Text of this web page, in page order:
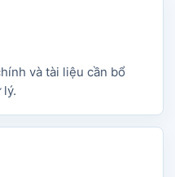
và tài liệu cần bổ
lý.